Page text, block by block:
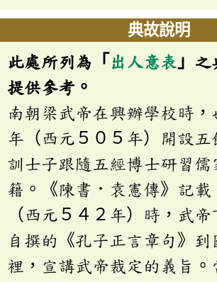
典故說明
此處所列為「 出人意表 」之
提供參考。
南朝梁武帝在興辦學校時，
年（西元５０５年）開設五
訓士子跟隨五經博士研習儒
籍。《陳書．袁憲傳》記載
（西元５４２年）時，武
自撰的《孔子正言章句》到
裡，宣講武帝裁定的義旨。